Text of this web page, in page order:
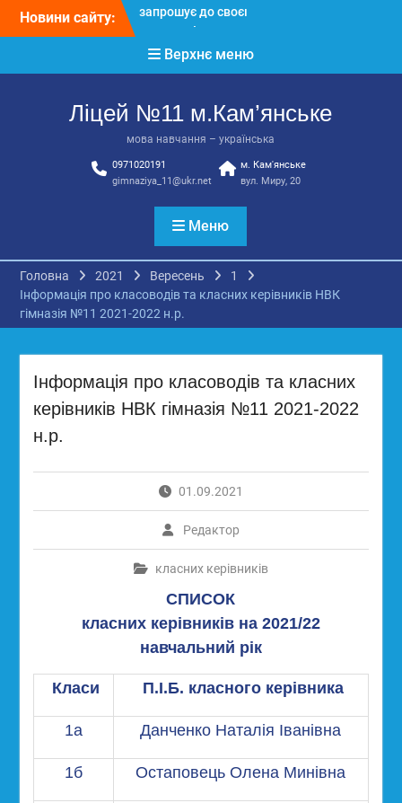
Новини сайту:
3 страхи, які найчастіше
виїхати з окупації
До Всесвітнього дня
працею
українських закладів
освіти: міф чи правда?
Перевірте свої знання!
КЗ «Ліцей №11»
запрошує до своєї
команди!
Верхнє меню
Ліцей №11 м.Кам’янське
мова навчання – українська
0971020191
gimnaziya_11@ukr.net
м. Кам'янське
вул. Миру, 20
Меню
Головна 2021 Вересень
1
Інформація про класоводів та класних керівників НВК
гімназія №11 2021-2022 н.р.
Інформація про класоводів та класних
керівників НВК гімназія №11 2021-2022
н.р.
01.09.2021
Редактор
класних керівників
СПИСОК
класних керівників на 2021/22
навчальний рік
Класи П.І.Б. класного керівника
1а Данченко Наталія Іванівна
1б Остаповець Олена Минівна